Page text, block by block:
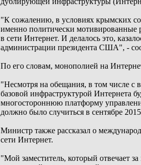
"К сожалению, в условиях крымских
именно политически
в сети Интернет. И делалось это,
администрации президента США", -
По его словам, монополией на
"Несмотря на обещания, в том числе
базовой инфраструктурой Интернета
многостороннюю платформу
должно было случиться в сентябре
Министр также рассказал о
сети Интернет.
"Мой заместитель, который отвечает